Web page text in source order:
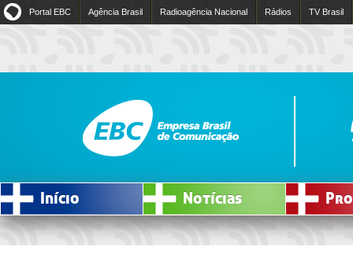
Portal EBC Agência Brasil Radioagência Nacional Rádios TV Brasil
Início Notícias